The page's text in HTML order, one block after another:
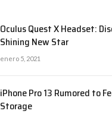
Oculus Quest X Headset:
Shining New Star
enero 5, 2021
iPhone Pro 13 Rumored to
Storage